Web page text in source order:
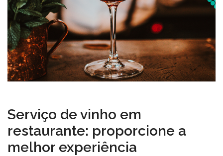
Serviço de vinho em
restaurante: proporcione a
melhor experiência